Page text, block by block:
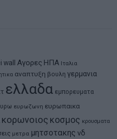
wall Αγορες ΗΠΑ Ιταλια
αναπτυξη βουλη γερμανια
ελλαδα εμπορευματα
ευρωζωνη ευρωπαικα
κορωνοιος κοσμος κρουσματα
μετρα μητσοτακης νδ